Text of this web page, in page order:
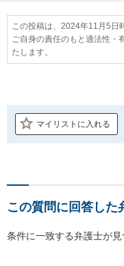
この投稿は、2024年11月5日
ご自身の責任のもと適法性・
たします。
マイリストに入れる
この質問に回答した
条件に一致する弁護士が